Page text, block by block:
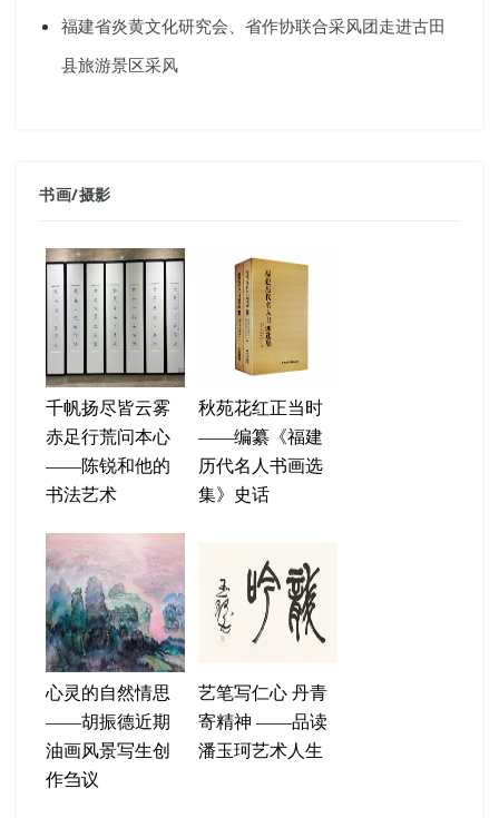
福建省炎黄文化研究会、省作协联合采风团走进古田
县旅游景区采风
书画/摄影
千帆扬尽皆云雾
赤足行荒问本心
——陈锐和他的
书法艺术
秋苑花红正当时
——编纂《福建
历代名人书画选
集》史话
心灵的自然情思
——胡振德近期
油画风景写生创
作刍议
艺笔写仁心 丹青
寄精神 ——品读
潘玉珂艺术人生